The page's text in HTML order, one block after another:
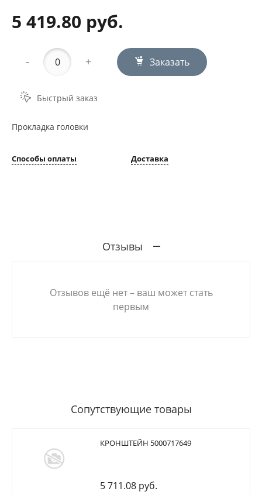
5 419.80 руб.
- + Заказать
Быстрый заказ
Прокладка головки
Способы оплаты Доставка
Отзывы
Отзывов ещё нет – ваш может стать
первым
Сопутствующие товары
КРОНШТЕЙН 5000717649
5 711.08 руб.